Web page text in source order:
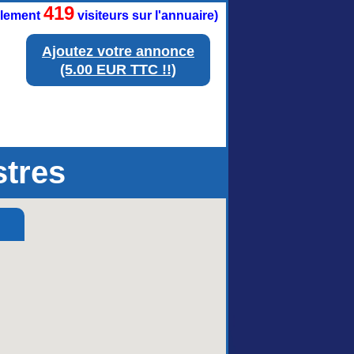
Ajoutez votre annonce
(5.00 EUR TTC !!)
419 visiteurs sur l'annuaire)